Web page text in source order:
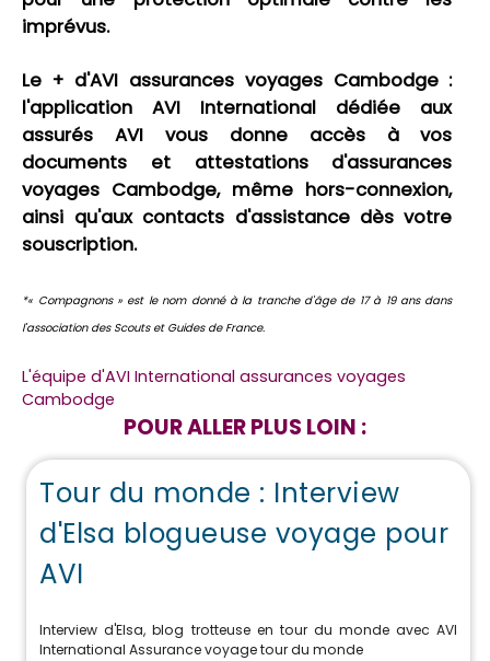
imprévus.
Le + d'AVI assurances voyages Cambodge :
l'application AVI International dédiée aux
assurés AVI vous donne accès à vos
documents et attestations d'assurances
voyages Cambodge, même hors-connexion,
ainsi qu'aux contacts d'assistance dès votre
souscription.
*« Compagnons » est le nom donné à la tranche d'âge de 17 à 19 ans dans
l'association des Scouts et Guides de France.
L'équipe d'AVI International assurances voyages
Cambodge
POUR ALLER PLUS LOIN :
Tour du monde : Interview
d'Elsa blogueuse voyage pour
AVI
Interview d'Elsa, blog trotteuse en tour du monde avec AVI
International Assurance voyage tour du monde